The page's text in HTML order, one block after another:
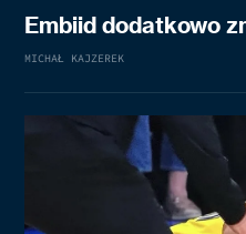
Embiid dodatkowo
MICHAŁ KAJZEREK